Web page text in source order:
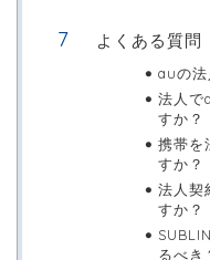
よくある質問
auの法
法人で
すか？
携帯を
すか？
法人契
すか？
るべき